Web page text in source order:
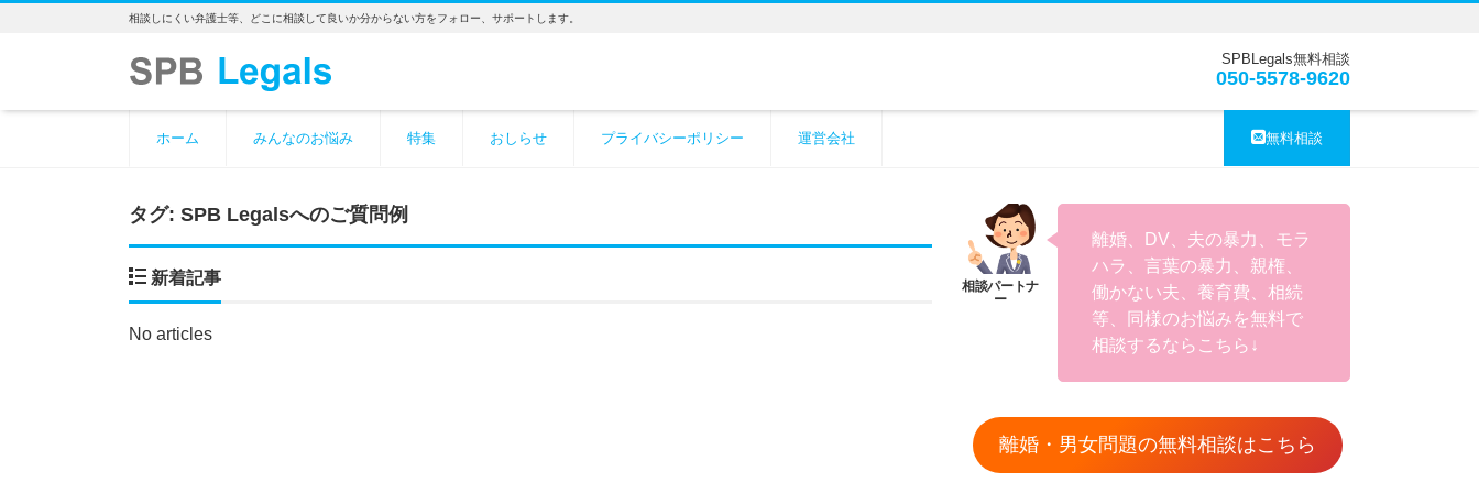
相談しにくい弁護士等、どこに相談して良いか分からない方をフォロー、サポートします。
SPBLegals無料相談
050-5578-9620
ホーム みんなのお悩み 特集 おしらせ プライバシーポリシー 運営会社 無料相談
タグ: SPB Legalsへのご質問例
新着記事
No articles
離婚、DV、夫の暴力、モラ
ハラ、言葉の暴力、親権、
働かない夫、養育費、相続
等、同様のお悩みを無料で
相談するならこちら↓
離婚・男女問題の無料相談はこちら